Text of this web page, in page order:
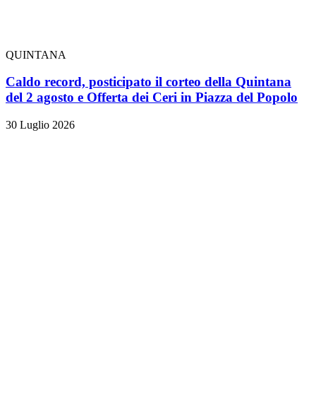
QUINTANA
Caldo record, posticipato il corteo della Quintana
del 2 agosto e Offerta dei Ceri in Piazza del Popolo
30 Luglio 2026